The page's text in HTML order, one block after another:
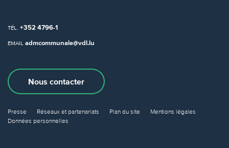
TÉL. +352 4796-1
EMAIL admcommunale@vdl.lu
Nous contacter
Presse Réseaux et partenariats Plan du site
Mentions légales
Données personnelles